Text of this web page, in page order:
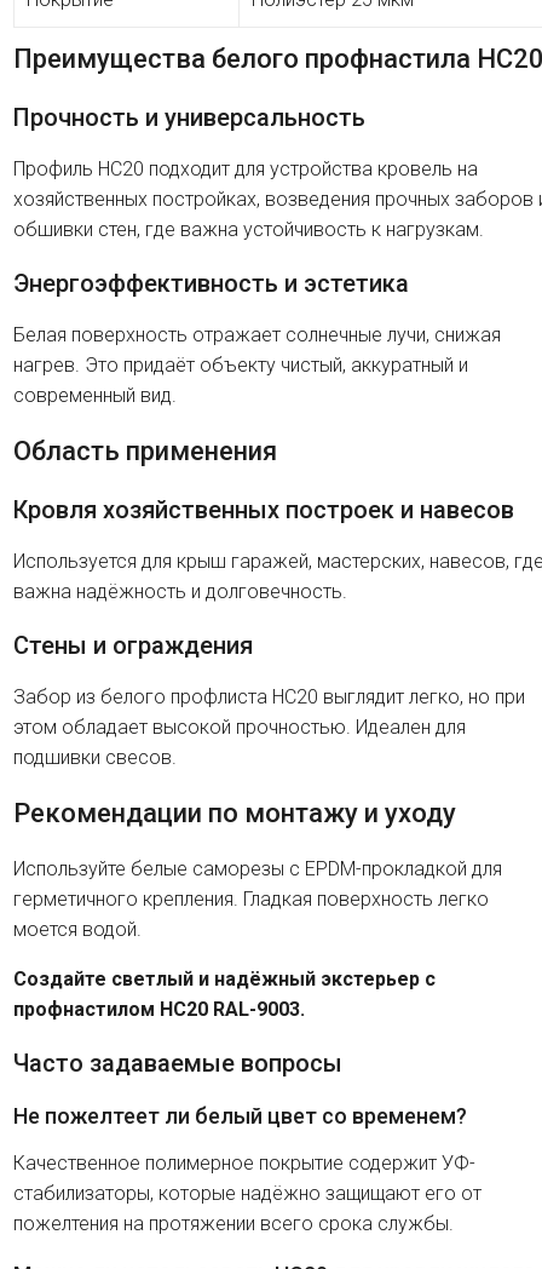
Преимущества белого профнастила
Прочность и универсальность
Профиль HC20 подходит для устройства кровель на
хозяйственных постройках, возведения прочных заборов
обшивки стен, где важна устойчивость к нагрузкам.
Энергоэффективность и эстетика
Белая поверхность отражает солнечные лучи, снижая
нагрев. Это придаёт объекту чистый, аккуратный и
современный вид.
Область применения
Кровля хозяйственных построек и навесов
Используется для крыш гаражей, мастерских, навесов,
важна надёжность и долговечность.
Стены и ограждения
Забор из белого профлиста HC20 выглядит легко, но при
этом обладает высокой прочностью. Идеален для
подшивки свесов.
Рекомендации по монтажу и уходу
Используйте белые саморезы с EPDM-прокладкой для
герметичного крепления. Гладкая поверхность легко
моется водой.
Создайте светлый и надёжный экстерьер с
профнастилом HC20 RAL-9003.
Часто задаваемые вопросы
Не пожелтеет ли белый цвет со временем?
Качественное полимерное покрытие содержит УФ-
стабилизаторы, которые надёжно защищают его от
пожелтения на протяжении всего срока службы.